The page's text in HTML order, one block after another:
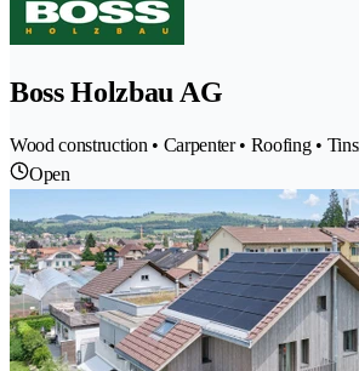
Boss Holzbau AG
Wood construction • Carpenter • Roofing •
Open